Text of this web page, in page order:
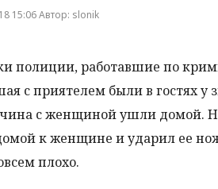
15:06 Автор: slonik
полиции, работавшие по
с приятелем были в гостях
с женщиной ушли домой.
к женщине и ударил ее
плохо.